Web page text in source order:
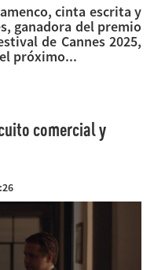
cinta escrita y
ganadora del premio
de Cannes 2025,
próximo...
comercial y